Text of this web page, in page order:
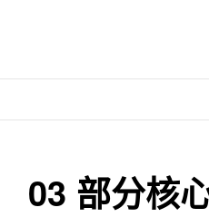
03 部分核